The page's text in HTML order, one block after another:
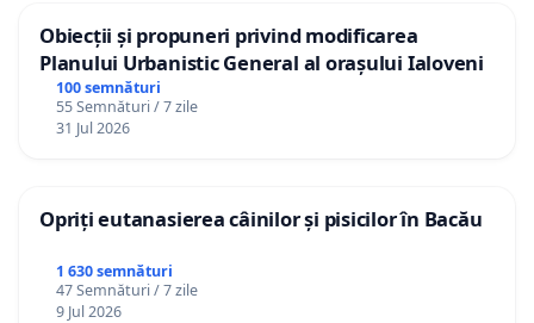
Obiecții și propuneri privind modificarea
Planului Urbanistic General al orașului Ialoveni
100 semnături
55 Semnături / 7 zile
31 Jul 2026
Opriți eutanasierea câinilor și pisicilor în Bacău
1 630 semnături
47 Semnături / 7 zile
9 Jul 2026